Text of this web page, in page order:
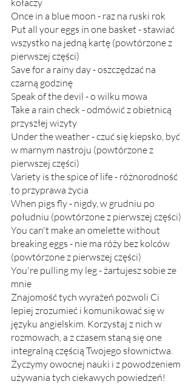
Once in a blue moon - raz na ruski rok
Put all your eggs in one basket - stawiać
wszystko na jedną kartę (powtórzone z
pierwszej części)
Save for a rainy day - oszczędzać na
czarną godzinę
Speak of the devil - o wilku mowa
Take a rain check - odmówić z obietnicą
przyszłej wizyty
Under the weather - czuć się kiepsko, być
w marnym nastroju (powtórzone z
pierwszej części)
Variety is the spice of life - różnorodność
to przyprawa życia
When pigs fly - nigdy, w grudniu po
południu (powtórzone z pierwszej części)
You can't make an omelette without
breaking eggs - nie ma róży bez kolców
(powtórzone z pierwszej części)
You're pulling my leg - żartujesz sobie ze
mnie
Znajomość tych wyrażeń pozwoli Ci
lepiej zrozumieć i komunikować się w
języku angielskim. Korzystaj z nich w
rozmowach, a z czasem staną się one
integralną częścią Twojego słownictwa.
Życzymy owocnej nauki i z powodzeniem
używania tych ciekawych powiedzeń!